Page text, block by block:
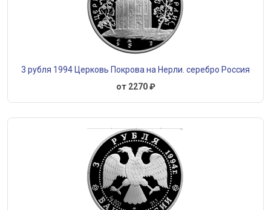
3 рубля 1994 Церковь Покрова на Нерли. серебро Россия
от 2270 ₽